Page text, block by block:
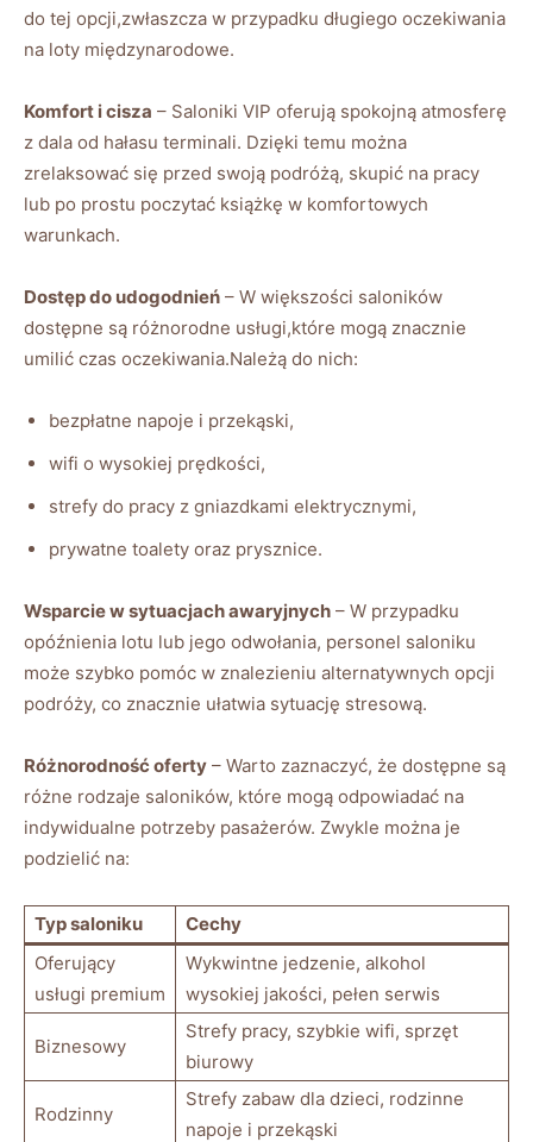
do tej opcji,zwłaszcza w przypadku długiego oczekiwania
na loty międzynarodowe.
Komfort i cisza – Saloniki VIP oferują spokojną atmosferę
z dala od hałasu terminali. Dzięki temu można
zrelaksować się przed swoją podróżą, skupić na pracy
lub po prostu poczytać książkę w komfortowych
warunkach.
Dostęp do udogodnień – W większości saloników
dostępne są różnorodne usługi,które mogą znacznie
umilić czas oczekiwania.Należą do nich:
bezpłatne napoje i przekąski,
wifi o wysokiej prędkości,
strefy do pracy z gniazdkami elektrycznymi,
prywatne toalety oraz prysznice.
Wsparcie w sytuacjach awaryjnych – W przypadku
opóźnienia lotu lub jego odwołania, personel saloniku
może szybko pomóc w znalezieniu alternatywnych opcji
podróży, co znacznie ułatwia sytuację stresową.
Różnorodność oferty – Warto zaznaczyć, że dostępne są
różne rodzaje saloników, które mogą odpowiadać na
indywidualne potrzeby pasażerów. Zwykle można je
podzielić na:
Typ saloniku
Cechy
Oferujący
usługi premium
Wykwintne jedzenie, alkohol
wysokiej jakości, pełen serwis
Biznesowy
Strefy pracy, szybkie wifi, sprzęt
biurowy
Rodzinny
Strefy zabaw dla dzieci, rodzinne
napoje i przekąski